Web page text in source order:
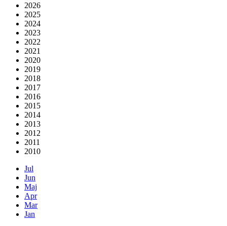
2026
2025
2024
2023
2022
2021
2020
2019
2018
2017
2016
2015
2014
2013
2012
2011
2010
Jul
Jun
Maj
Apr
Mar
Jan